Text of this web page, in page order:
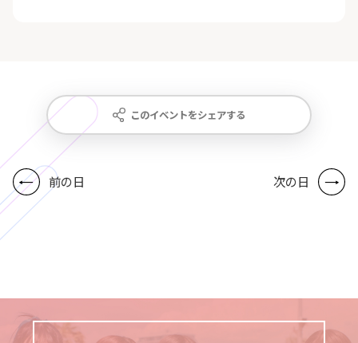
このイベントをシェアする
前の日 次の日